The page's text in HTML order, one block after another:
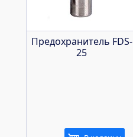
Предохранитель FDS-
25